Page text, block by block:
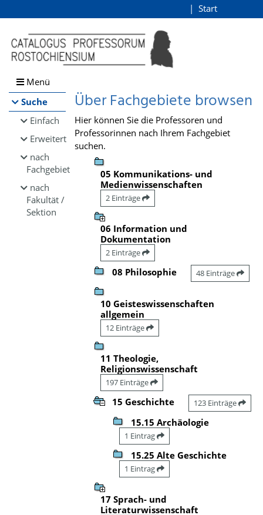
Browsen
direkt zum Inhalt
Start
Menü
Suche
Einfach
Erweitert
nach
Fachgebiet
nach
Fakultät /
Sektion
Über Fachgebiete browsen
Hier können Sie die Professoren und
Professorinnen nach Ihrem Fachgebiet
suchen.
05 Kommunikations- und
Medienwissenschaften
2 Einträge
06 Information und
Dokumentation
2 Einträge
08 Philosophie 48 Einträge
10 Geisteswissenschaften
allgemein
12 Einträge
11 Theologie,
Religionswissenschaft
197 Einträge
15 Geschichte 123 Einträge
15.15 Archäologie
1 Eintrag
15.25 Alte Geschichte
1 Eintrag
17 Sprach- und
Literaturwissenschaft